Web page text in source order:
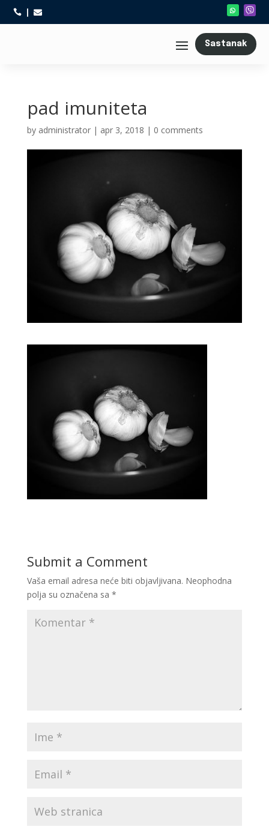
 
Sastanak
pad imuniteta
by administrator| apr 3, 2018 | 0 comments
Submit a Comment
Vaša email adresa neće biti objavljivana. Neophodna
polja su označena sa *